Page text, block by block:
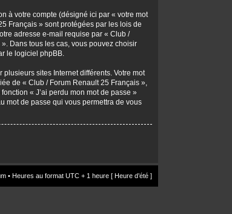
à votre compte (désigné ici par « votre mot
Français » sont protégées par les lois de
adresse e-mail requise par « Club /
Dans tous les cas, vous pouvez choisir
le logiciel phpBB.
sites Internet différents. Votre mot
de « Club / Forum Renault 25 Français »,
« J’ai perdu mon mot de passe »
mot de passe qui vous permettra de vous
• Heures au format UTC + 1 heure [ Heure d’été ]